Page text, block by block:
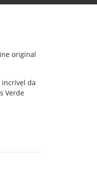
original
incrível da
Verde